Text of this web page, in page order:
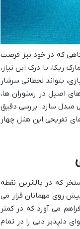
که در خود نیز فرصت
ریکا، با درک این نیاز،
بتواند لحظاتی سرشار
اصیل در رستوران ها،
مبدل سازد. بررسی دقیق
تفریحی این هتل چهار
که در بالاترین نقطه
روی مهمانان قرار می
می آورد که در کمتر
دلپذیر دبی را در تمام